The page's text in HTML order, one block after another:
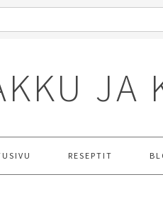
JA
RESEPTIT